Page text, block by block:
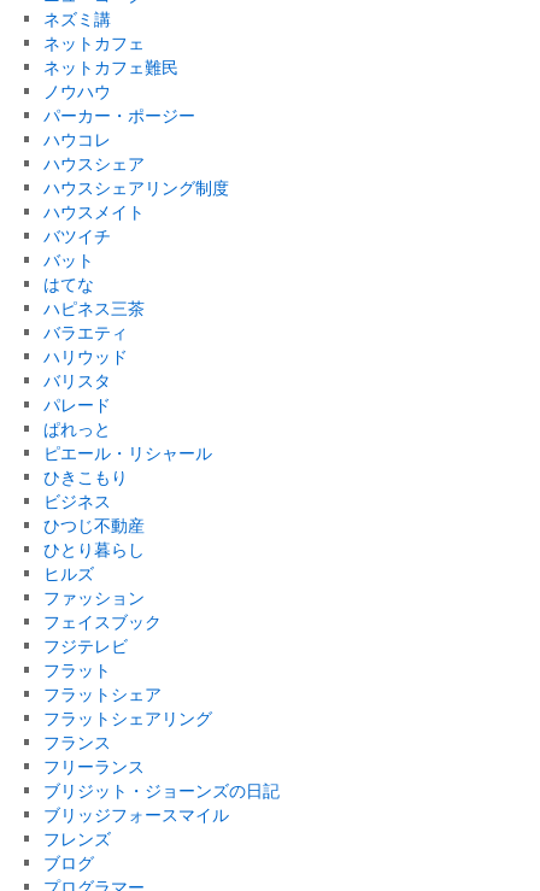
ネズミ講
ネットカフェ
ネットカフェ難民
ノウハウ
パーカー・ポージー
ハウコレ
ハウスシェア
ハウスシェアリング制度
ハウスメイト
バツイチ
バット
はてな
ハピネス三茶
バラエティ
ハリウッド
バリスタ
パレード
ぱれっと
ピエール・リシャール
ひきこもり
ビジネス
ひつじ不動産
ひとり暮らし
ヒルズ
ファッション
フェイスブック
フジテレビ
フラット
フラットシェア
フラットシェアリング
フランス
フリーランス
ブリジット・ジョーンズの日記
ブリッジフォースマイル
フレンズ
ブログ